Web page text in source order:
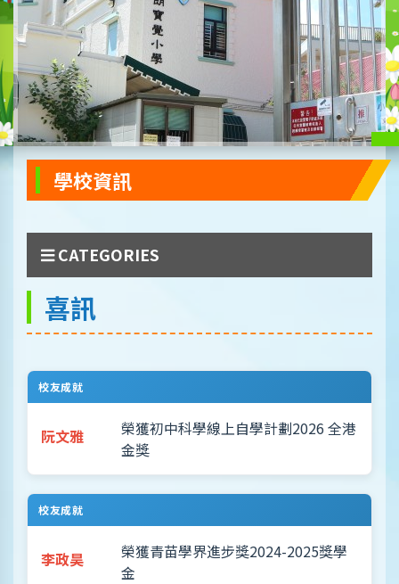
學校資訊
CATEGORIES
喜訊
校友成就
阮文雅
榮獲初中科學線上自學計劃2026 全港
金獎
校友成就
李政昊
榮獲青苗學界進步獎2024-2025獎學
金